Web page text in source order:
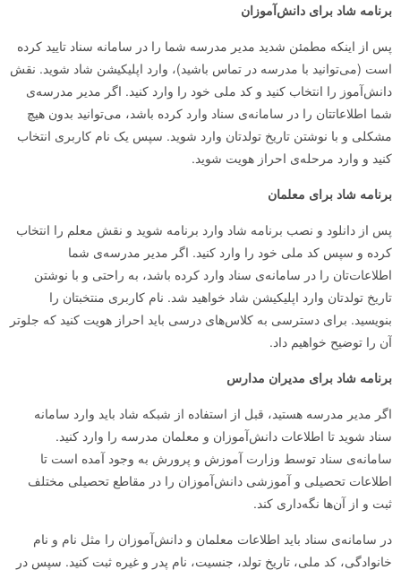
برنامه شاد برای دانش‌آموزان
پس از اینکه مطمئن شدید مدیر مدرسه‌ شما را در سامانه سناد تایید کرده
است (می‌توانید با مدرسه در تماس باشید)، وارد اپلیکیشن شاد شوید. نقش
دانش‌آموز را انتخاب کنید و کد ملی‌ خود را وارد کنید. اگر مدیر مدرسه‌ی
شما اطلاعاتتان را در سامانه‌ی سناد وارد کرده باشد، می‌توانید بدون هیچ
مشکلی و با نوشتن تاریخ تولدتان وارد شوید. سپس یک نام کاربری انتخاب
کنید و وارد مرحله‌ی احراز هویت شوید.
برنامه شاد برای معلمان
پس از دانلود و نصب برنامه شاد وارد برنامه شوید و نقش معلم را انتخاب
کرده و سپس کد ملی خود را وارد کنید. اگر مدیر مدرسه‌‌ی شما
اطلاعات‌تان را در سامانه‌ی سناد وارد کرده باشد، به‌ راحتی و با نوشتن
تاریخ تولدتان وارد اپلیکیشن شاد خواهید شد. نام کاربری منتخبتان را
بنویسید. برای دسترسی به کلاس‌های درسی باید احراز هویت کنید که جلوتر
آن را توضیح خواهیم داد.
برنامه شاد برای مدیران مدارس
اگر مدیر مدرسه هستید، قبل از استفاده از شبکه شاد باید وارد سامانه
سناد شوید تا اطلاعات دانش‌آموزان و معلمان مدرسه‌ را وارد کنید.
سامانه‌ی سناد توسط وزارت آموزش و پرورش به وجود آمده است تا
اطلاعات تحصیلی و آموزشی دانش‌آموزان را در مقاطع تحصیلی مختلف
ثبت و از آن‌ها نگه‌داری کند.
در سامانه‌ی سناد باید اطلاعات معلمان و دانش‌آموزان را مثل نام و نام
خانوادگی، کد ملی، تاریخ تولد، جنسیت، نام پدر و غیره ثبت کنید. سپس در